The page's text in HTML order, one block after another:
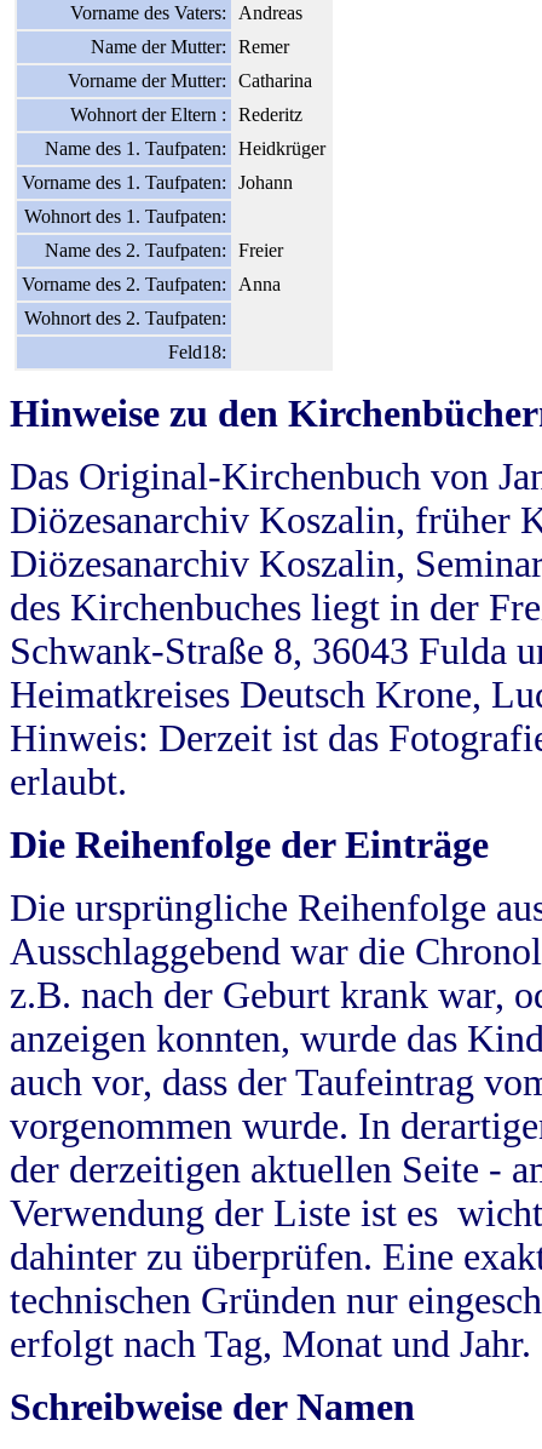
Vorname des Vaters:
Andreas
Name der Mutter:
Remer
Vorname der Mutter:
Catharina
Wohnort der Eltern :
Rederitz
Name des 1. Taufpaten:
Heidkrüger
Vorname des 1. Taufpaten:
Johann
Wohnort des 1. Taufpaten:
Name des 2. Taufpaten:
Freier
Vorname des 2. Taufpaten:
Anna
Wohnort des 2. Taufpaten:
Feld18:
Hinweise zu den
Das Original-Kirchenbuch von
Diözesanarchiv Koszalin, früher
Diözesanarchiv Koszalin,
des Kirchenbuches liegt in der
Schwank-Straße 8, 36043 Fulda
Heimatkreises Deutsch Krone,
Hinweis: Derzeit ist das
erlaubt.
Die Reihenfolge der Einträge
Die ursprüngliche Reihenfolge
Ausschlaggebend war die
z.B. nach der Geburt krank war,
anzeigen konnten, wurde das
auch vor, dass der Taufeintrag
vorgenommen wurde. In
der derzeitigen aktuellen Seite -
Verwendung der Liste ist es
dahinter zu überprüfen. Eine
technischen Gründen nur
erfolgt nach Tag, Monat und Jahr.
Schreibweise der Namen